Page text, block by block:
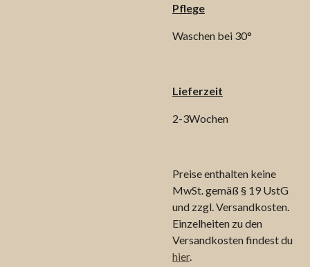
Pflege
Waschen bei 30°
Lieferzeit
2-3Wochen
Preise enthalten keine
MwSt. gemäß § 19 UstG
und zzgl. Versandkosten.
Einzelheiten zu den
Versandkosten findest du
hier.